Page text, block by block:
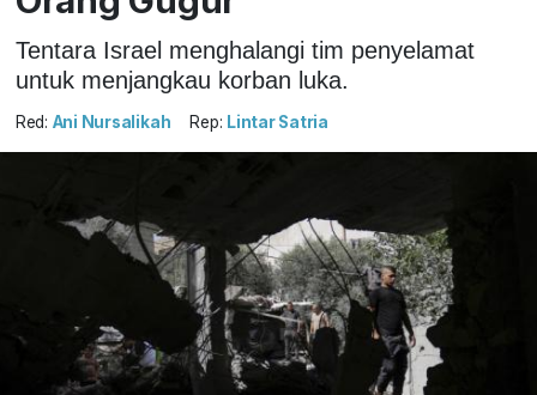
Tentara Israel menghalangi tim penyelamat
untuk menjangkau korban luka.
Red: Ani Nursalikah Rep: Lintar Satria